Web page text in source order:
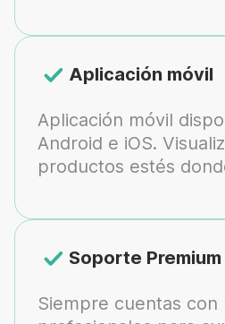
Aplicación móvil
Aplicación móvil
Android e iOS.
productos estés
Soporte Premium
Siempre cuentas con